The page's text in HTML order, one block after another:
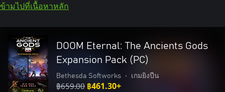
ข้ามไปที่เนื้อหาหลัก
DOOM Eternal: The Ancients Gods
Expansion Pack (PC)
Bethesda Softworks • เกมยิงปืน
฿659.00 ฿461.30+